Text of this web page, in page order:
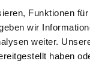
Funktionen
wir
weiter.
haben